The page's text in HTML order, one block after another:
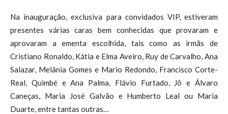
Na inauguração, exclusiva para convidados VIP, estiveram
presentes várias caras bem conhecidas que provaram e
aprovaram a ementa escolhida, tais como as irmãs de
Cristiano Ronaldo, Kátia e Elma Aveiro, Ruy de Carvalho, Ana
Salazar, Melânia Gomes e Mario Redondo, Francisco Corte-
Real, Quimbé e Ana Palma, Flávio Furtado, Jô e Álvaro
Caneças, Maria José Galvão e Humberto Leal ou Maria
Duarte, entre tantas outras…